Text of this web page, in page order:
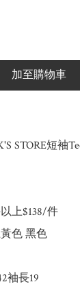
加至購物車
STORE短袖
上$138/件
色 黑色
袖長19